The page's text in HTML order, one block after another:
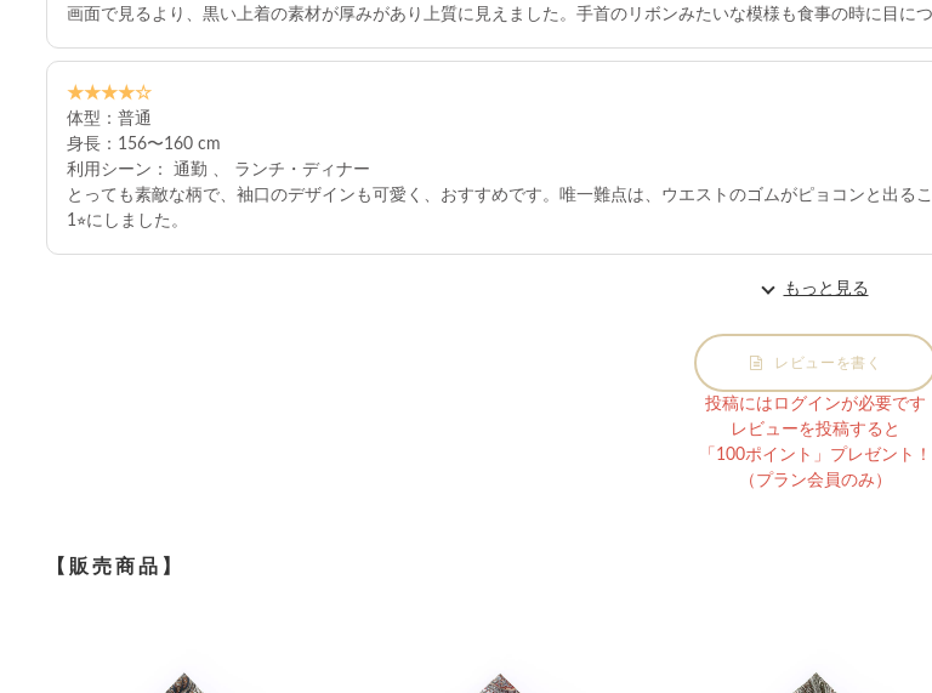
画面で見るより、黒い上着の素材が厚みがあり上質に見えました。手首のリボンみたいな模様も食事の時に目に
★★★★☆
体型：普通
身長：156〜160 cm
利用シーン： 通勤 、 ランチ・ディナー
とっても素敵な柄で、袖口のデザインも可愛く、おすすめです。唯一難点は、ウエストのゴムがピョコンと出
1⭐︎にしました。
もっと見る
レビューを書く
投稿にはログインが必要です
レビューを投稿すると
「100ポイント」プレゼント！
（プラン会員のみ）
【販売商品】